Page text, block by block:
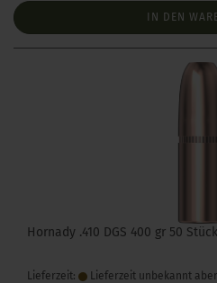
IN DEN
Hornady .410 DGS 400 gr 50 Stück
Lieferzeit: Lieferzeit unbekannt